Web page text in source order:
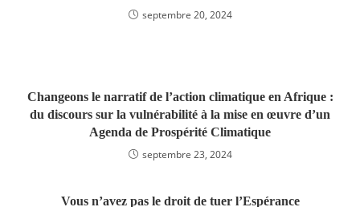
septembre 20, 2024
Changeons le narratif de l’action climatique en Afrique :
du discours sur la vulnérabilité à la mise en œuvre d’un
Agenda de Prospérité Climatique
septembre 23, 2024
Vous n’avez pas le droit de tuer l’Espérance